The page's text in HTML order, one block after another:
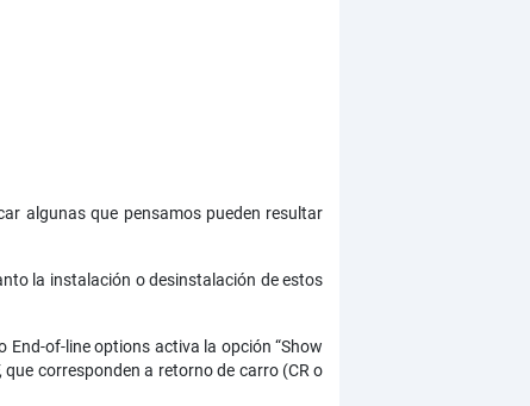
algunas que pensamos pueden resultar
la instalación o desinstalación de estos
End-of-line options activa la opción “Show
corresponden a retorno de carro (CR o